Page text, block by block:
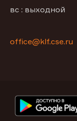
вс : выходной
office@klf.cse.ru